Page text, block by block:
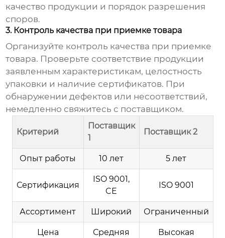
качество продукции и порядок разрешения
споров.
3. Контроль качества при приемке товара
Организуйте контроль качества при приемке
товара. Проверьте соответствие продукции
заявленным характеристикам, целостность
упаковки и наличие сертификатов. При
обнаружении дефектов или несоответствий,
немедленно свяжитесь с поставщиком.
Критерий
Поставщик
1
Поставщик 2
Опыт работы 10 лет 5 лет
Сертификация
ISO 9001,
CE
ISO 9001
Ассортимент Широкий Ограниченный
Цена Средняя Высокая